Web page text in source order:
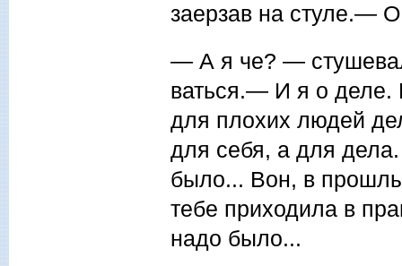
заерзав на стуле.—
— А я че? —
ваться.— И я о деле.
для плохих людей
для себя, а для
было... Вон, в
тебе приходила в
надо было...